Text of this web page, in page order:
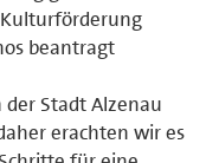
beantragt
Stadt Alzenau
erachten wir es